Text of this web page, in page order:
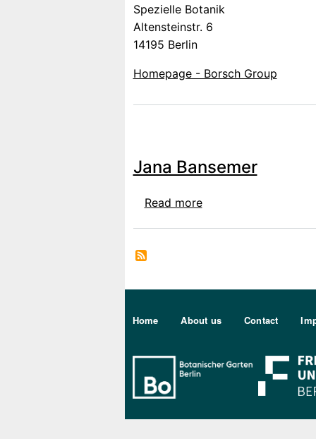
Spezielle Botanik
Altensteinstr. 6
14195 Berlin
Homepage - Borsch Group
Jana Bansemer
Read moreabout Jana
Sekundärmenu DE
Home About us Contact
Bo Berlin